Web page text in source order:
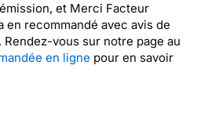
et Merci Facteur
en recommandé avec avis de
vous sur notre page au
en ligne pour en savoir